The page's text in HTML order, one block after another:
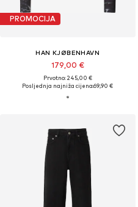
PROMOCIJA
HAN KJØBENHAVN
179,00 €
Prvotno: 245,00 €
Posljednja najniža cijena:69,90 €